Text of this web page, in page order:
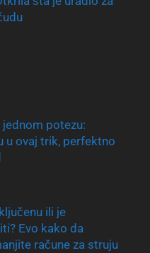
potezu:
u ovaj trik, perfektno
ili je
Evo kako da
račune za struju